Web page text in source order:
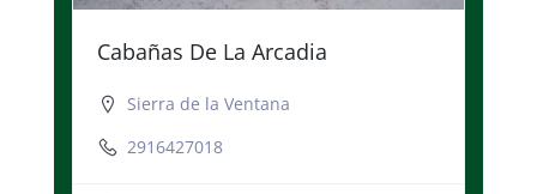
Cabañas De La Arcadia
Sierra de la Ventana
2916427018